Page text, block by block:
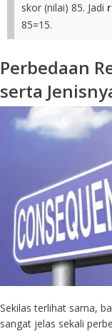
skor (nilai) 85. Jadi
85=15.
Perbedaan
serta
Sekilas terlihat sama,
sangat jelas sekali